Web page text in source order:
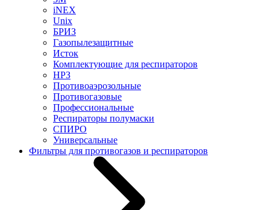
iNEX
Unix
БРИЗ
Газопылезащитные
Исток
Комплектующие для респираторов
НРЗ
Противоаэрозольные
Противогазовые
Профессиональные
Респираторы полумаски
СПИРО
Универсальные
Фильтры для противогазов и респираторов